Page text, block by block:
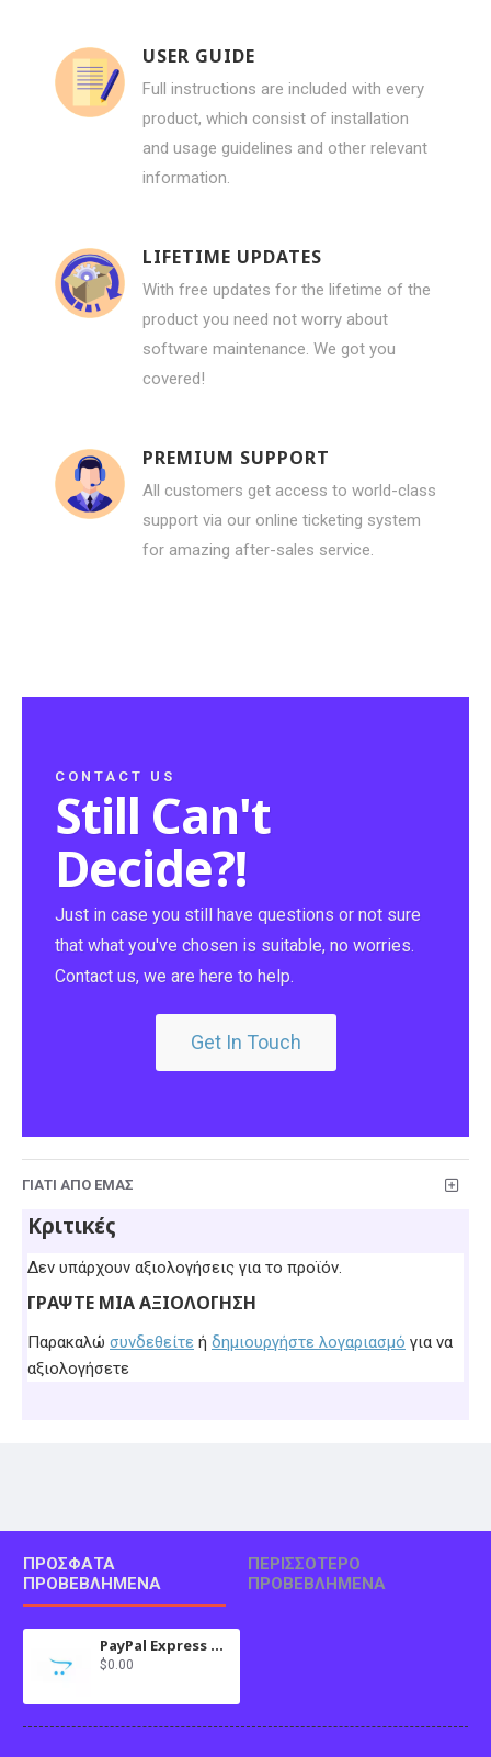
USER GUIDE
Full instructions are included with every
product, which consist of installation
and usage guidelines and other relevant
information.
LIFETIME UPDATES
With free updates for the lifetime of the
product you need not worry about
software maintenance. We got you
covered!
PREMIUM SUPPORT
All customers get access to world-class
support via our online ticketing system
for amazing after-sales service.
CONTACT US
Still Can't
Decide?!
Just in case you still have questions or not sure
that what you've chosen is suitable, no worries.
Contact us, we are here to help.
Get In Touch
ΓΙΑΤΊ ΑΠΌ ΕΜΆΣ
Κριτικές
Δεν υπάρχουν αξιολογήσεις για το προϊόν.
ΓΡΆΨΤΕ ΜΙΑ ΑΞΙΟΛΌΓΗΣΗ
Παρακαλώ συνδεθείτε ή δημιουργήστε λογαριασμό για να
αξιολογήσετε
ΠΡΌΣΦΑΤΑ
ΠΡΟΒΕΒΛΗΜΈΝΑ
ΠΕΡΙΣΣΌΤΕΡΟ
ΠΡΟΒΕΒΛΗΜΈΝΑ
PayPal Express Credit Card Checkout
$0.00